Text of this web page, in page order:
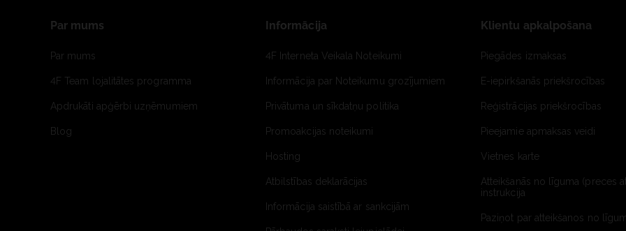
Par mums
Par mums
4F Team lojalitātes programma
Apdrukāti apģērbi uzņēmumiem
Blog
Informācija
4F Interneta Veikala Noteikumi
Informācija par Noteikumu grozījumiem
Privātuma un sīkdatņu politika
Promoakcijas noteikumi
Hosting
Atbilstības deklarācijas
Informācija saistībā ar sankcijām
Klientu apkalpošana
Piegādes izmaksas
E-iepirkšanās priekšrocības
Reģistrācijas priekšrocības
Pieejamie apmaksas veidi
Vietnes karte
Atteikšanās no līguma (preces
instrukcija
Paziņot par atteikšanos no